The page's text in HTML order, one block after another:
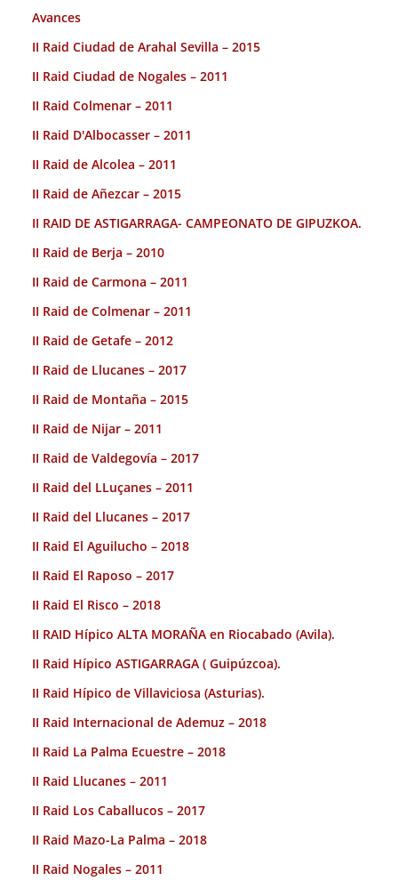
Avances
II Raid Ciudad de Arahal Sevilla – 2015
II Raid Ciudad de Nogales – 2011
II Raid Colmenar – 2011
II Raid D'Albocasser – 2011
II Raid de Alcolea – 2011
II Raid de Añezcar – 2015
II RAID DE ASTIGARRAGA- CAMPEONATO DE GIPUZKOA.
II Raid de Berja – 2010
II Raid de Carmona – 2011
II Raid de Colmenar – 2011
II Raid de Getafe – 2012
II Raid de Llucanes – 2017
II Raid de Montaña – 2015
II Raid de Nijar – 2011
II Raid de Valdegovía – 2017
II Raid del LLuçanes – 2011
II Raid del Llucanes – 2017
II Raid El Aguilucho – 2018
II Raid El Raposo – 2017
II Raid El Risco – 2018
II RAID Hípico ALTA MORAÑA en Riocabado (Avila).
II Raid Hípico ASTIGARRAGA ( Guipúzcoa).
II Raid Hípico de Villaviciosa (Asturias).
II Raid Internacional de Ademuz – 2018
II Raid La Palma Ecuestre – 2018
II Raid Llucanes – 2011
II Raid Los Caballucos – 2017
II Raid Mazo-La Palma – 2018
II Raid Nogales – 2011